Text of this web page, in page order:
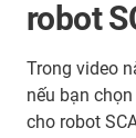
robot
Trong video
nếu bạn
cho robot